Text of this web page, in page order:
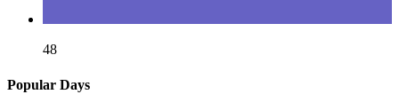
48
Popular Days